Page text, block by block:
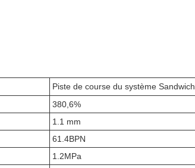
Piste de course du système Sandwich
380,6%
1.1 mm
61.4BPN
1.2MPa